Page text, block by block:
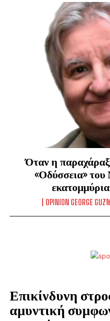
Όταν η
«Οδύσσεια» του
OPINION GEORGE
Επικίνδυνη
αμυντική